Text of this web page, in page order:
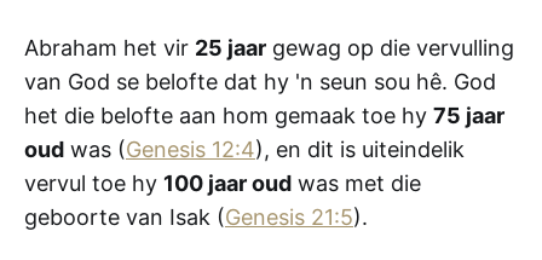
Abraham het vir 25 jaar gewag op die vervulling
van God se belofte dat hy 'n seun sou hê. God
het die belofte aan hom gemaak toe hy 75 jaar
oud was (Genesis 12:4), en dit is uiteindelik
vervul toe hy 100 jaar oud was met die
geboorte van Isak (Genesis 21:5).